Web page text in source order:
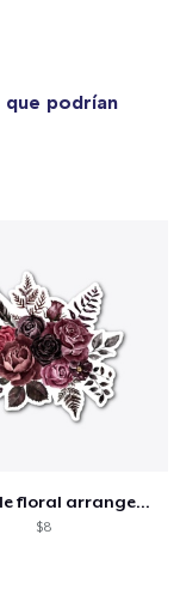
que podrían
Goth style floral arrangement
$8